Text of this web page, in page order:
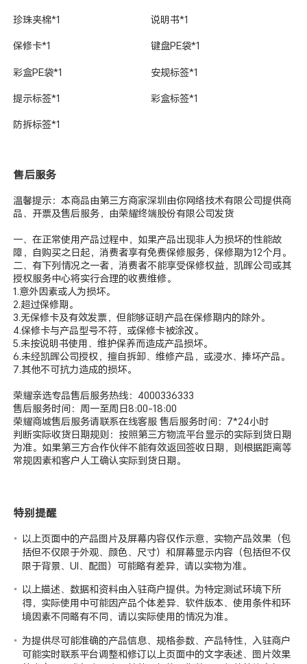
珍珠夹棉*1 说明书*1
保修卡*1 键盘PE袋*1
彩盒PE袋*1 安规标签*1
提示标签*1 彩盒标签*1
防拆标签*1
售后服务
温馨提示：本商品由第三方商家深圳由你网络技术有限公司提供商
品、开票及售后服务，由荣耀终端股份有限公司发货
一、在正常使用产品过程中，如果产品出现非人为损坏的性能故
障，自购买之日起，消费者享有免费保修服务，保修期为12个月。
二、有下列情况之一者，消费者不能享受保修权益，凯晖公司或其
授权服务中心将实行合理的收费维修。
1.意外因素或人为损坏。
2.超过保修期。
3.无保修卡及有效发票，但能够证明产品在保修期内的除外。
4.保修卡与产品型号不符，或保修卡被涂改。
5.未按说明书使用、维护保养而造成产品损坏。
6.未经凯晖公司授权，擅自拆卸、维修产品，或浸水、捧坏产品。
7.其他不可抗力造成的损坏。
荣耀亲选专品售后服务热线：4000336333
售后服务时间：周一至周日8:00-18:00
荣耀商城售后服务请联系在线客服 售后服务时间：7*24小时
判断实际收货日期规则：按照第三方物流平台显示的实际到货日期
为准。如果第三方合作伙伴不能有效返回签收日期，则根据距离等
常规因素和客户人工确认实际到货日期。
特别提醒
以上页面中的产品图片及屏幕内容仅作示意，实物产品效果（包
括但不仅限于外观、颜色、尺寸）和屏幕显示内容（包括但不仅
限于背景、UI、配图）可能略有差异，请以实物为准。
以上描述、数据和资料由入驻商户提供。为特定测试环境下所
得，实际使用中可能因产品个体差异、软件版本、使用条件和环
境因素不同略有不同，请以实际使用的情况为准。
为提供尽可能准确的产品信息、规格参数、产品特性，入驻商户
可能实时联系平台调整和修订以上页面中的文字表述、图片效果